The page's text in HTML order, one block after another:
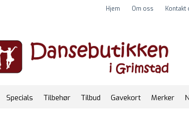
Hjem Om oss Kontakt
Specials Tilbehør Tilbud Gavekort Merker